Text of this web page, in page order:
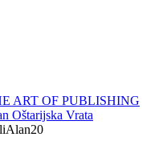
ART OF PUBLISHING
Oštarijska Vrata